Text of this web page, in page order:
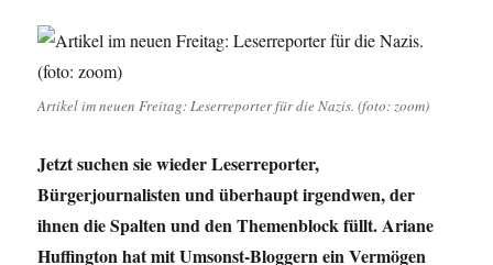
Artikel im neuen Freitag: Leserreporter für die Nazis. (foto: zoom)
Jetzt suchen sie wieder Leserreporter,
Bürgerjournalisten und überhaupt irgendwen, der
ihnen die Spalten und den Themenblock füllt. Ariane
Huffington hat mit Umsonst-Bloggern ein Vermögen